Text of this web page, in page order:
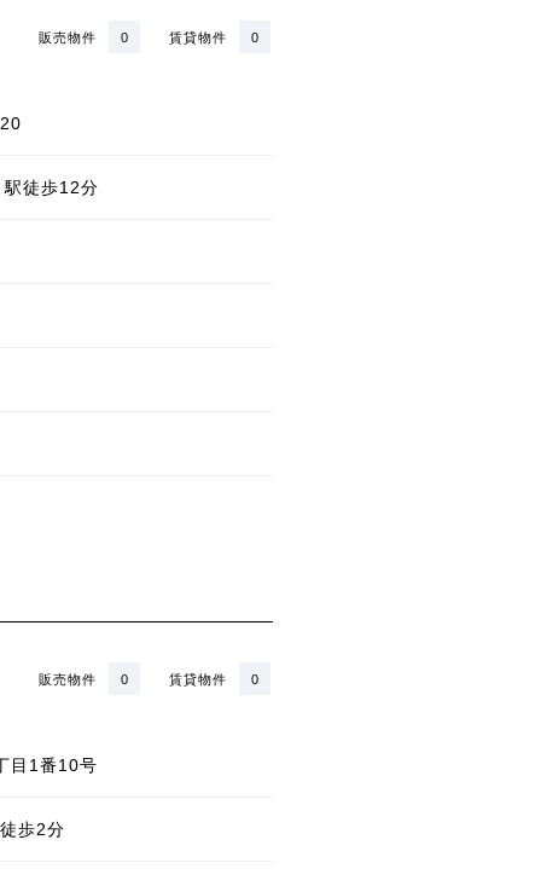
賃貸物件 0
販売物件 0
徒歩12分
賃貸物件 0
販売物件 0
目1番10号
歩2分